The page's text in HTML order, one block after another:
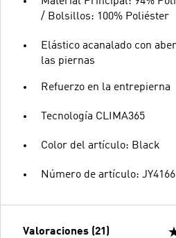
/ Bolsillos: 100% Poliéster
Elástico acanalado con
las piernas
Refuerzo en la entrepierna
Tecnología CLIMA365
Color del artículo: Black
Número de artículo: JY4166
Valoraciones (21)